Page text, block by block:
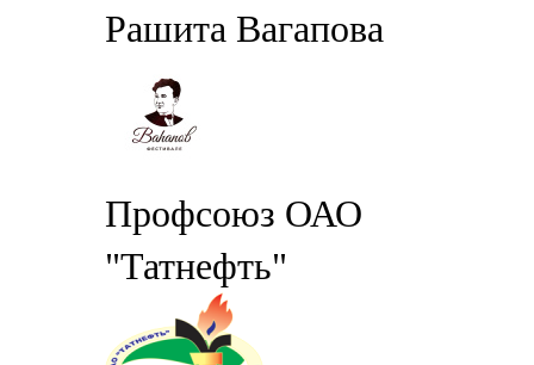
Рашита Вагапова
Профсоюз ОАО
"Татнефть"